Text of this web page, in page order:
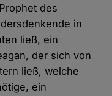
des
in
ließ, ein
der sich von
ließ, welche
ein